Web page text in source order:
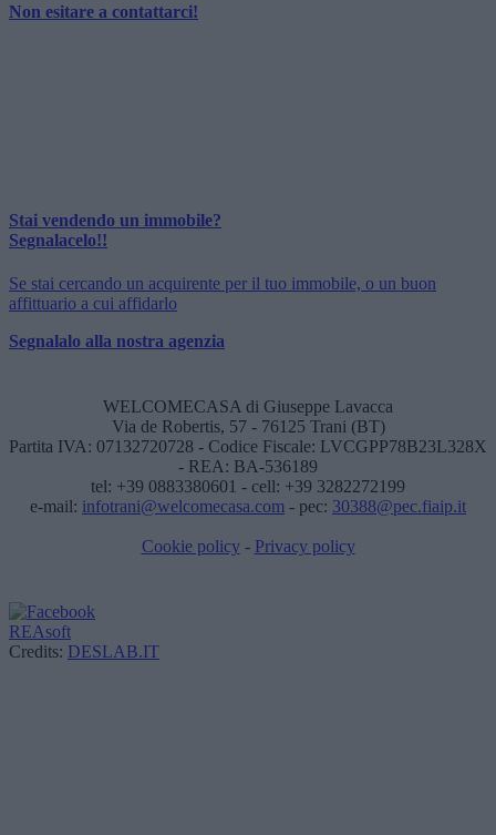
Non esitare a contattarci!
Stai vendendo un immobile?
Segnalacelo!!
Se stai cercando un acquirente per il tuo immobile, o un buon
affittuario a cui affidarlo
Segnalalo alla nostra agenzia
WELCOMECASA di Giuseppe Lavacca
Via de Robertis, 57 - 76125 Trani (BT)
Partita IVA: 07132720728 - Codice Fiscale: LVCGPP78B23L328X
- REA: BA-536189
tel: +39 0883380601 - cell: +39 3282272199
e-mail: infotrani@welcomecasa.com - pec: 30388@pec.fiaip.it
Cookie policy- Privacy policy
REAsoft
Credits: DESLAB.IT